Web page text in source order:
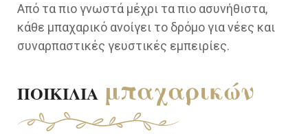
Από τα πιο γνωστά μέχρι τα πιο ασυνήθιστα,
κάθε μπαχαρικό ανοίγει το δρόμο για νέες και
συναρπαστικές γευστικές εμπειρίες.
ΠΟΙΚΙΛΙΑ μπαχαρικών